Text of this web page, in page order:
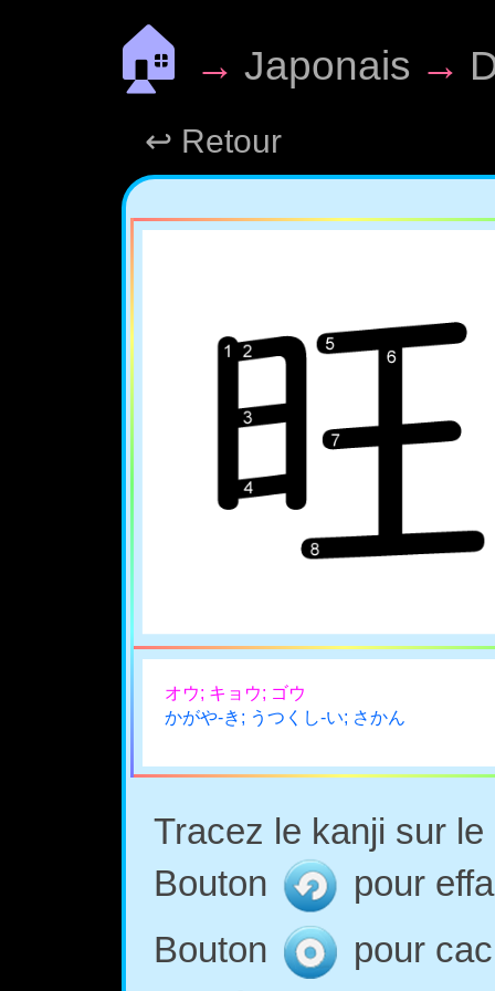
🏠 → Japonais →
↩ Retour
オウ; キョウ; ゴウ
かがや-き; うつくし-い; さかん
Tracez le kanji sur
Bouton
pour
Bouton
pour